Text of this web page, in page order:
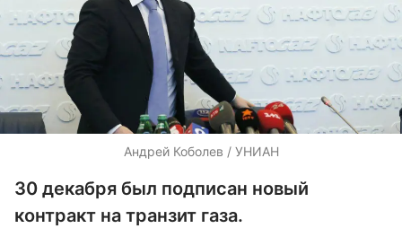
Андрей Коболев / УНИАН
30 декабря был подписан новый
контракт на транзит газа.